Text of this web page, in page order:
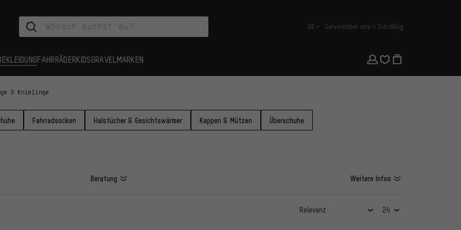
Deutsch
DE ServiceÜber uns JobsBlog
FAHRRÄDERKIDSGRAVEL MARKEN
& Knielinge
Fahrradsocken Halstücher & Gesichtswärmer Kappen & Mützen Überschuhe
Beratung Weitere Infos